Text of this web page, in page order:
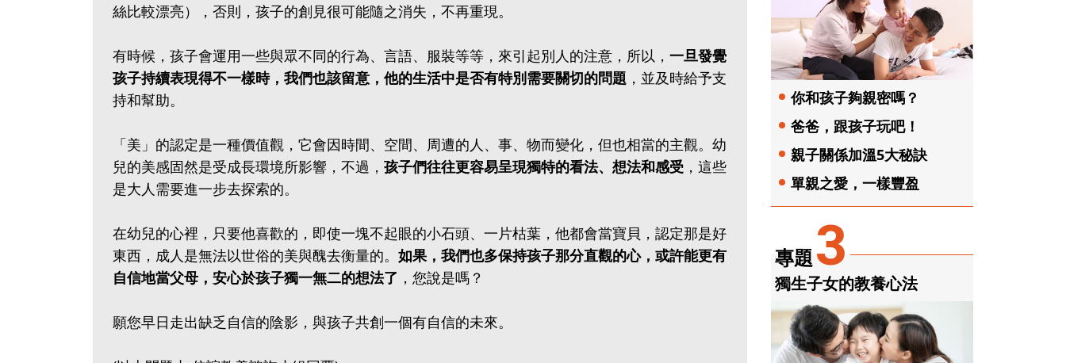
絲比較漂亮），否則，孩子的創見很可能隨之消失，不再重現。
有時候，孩子會運用一些與眾不同的行為、言語、服裝等等，來引起別人的注意，所以， 一旦發覺
孩子持續表現得不一樣時，我們也該留意，他的生活中是否有特別需要關切的問題 ，並及時給予支
持和幫助。
「美」的認定是一種價值觀，它會因時間、空間、周遭的人、事、物而變化，但也相當的主觀。幼
兒的美感固然是受成長環境所影響，不過， 孩子們往往更容易呈現獨特的看法、想法和感受 ，這些
是大人需要進一步去探索的。
在幼兒的心裡，只要他喜歡的，即使一塊不起眼的小石頭、一片枯葉，他都會當寶貝，認定那是好
東西，成人是無法以世俗的美與醜去衡量的。 如果，我們也多保持孩子那分直觀的心，或許能更有
自信地當父母，安心於孩子獨一無二的想法了 ，您說是嗎？
願您早日走出缺乏自信的陰影，與孩子共創一個有自信的未來。
你和孩子夠親密嗎？
爸爸，跟孩子玩吧！
親子關係加溫5大秘訣
單親之愛，一樣豐盈
專題3
獨生子女的教養心法